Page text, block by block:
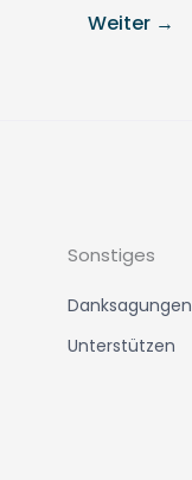
Weiter →
Sonstiges
Danksagungen
Unterstützen